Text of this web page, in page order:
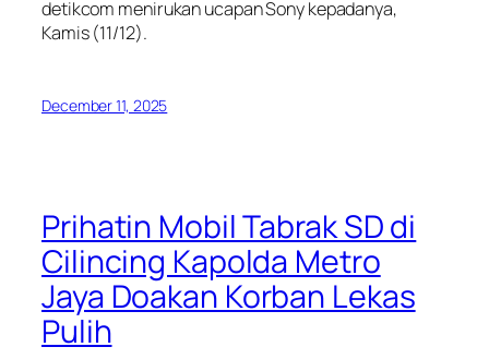
detikcom menirukan ucapan Sony kepadanya,
Kamis (11/12).
December 11, 2025
Prihatin Mobil Tabrak SD di
Cilincing Kapolda Metro
Jaya Doakan Korban Lekas
Pulih